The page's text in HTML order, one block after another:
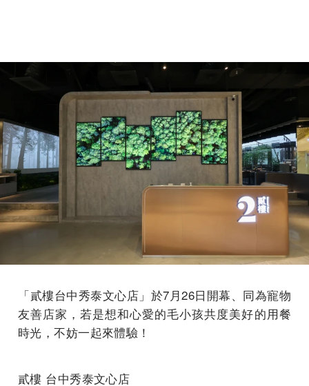
「貳樓台中秀泰文心店」於7月26日開幕、同為寵物
友善店家，若是想和心愛的毛小孩共度美好的用餐
時光，不妨一起來體驗！
貳樓 台中秀泰文心店